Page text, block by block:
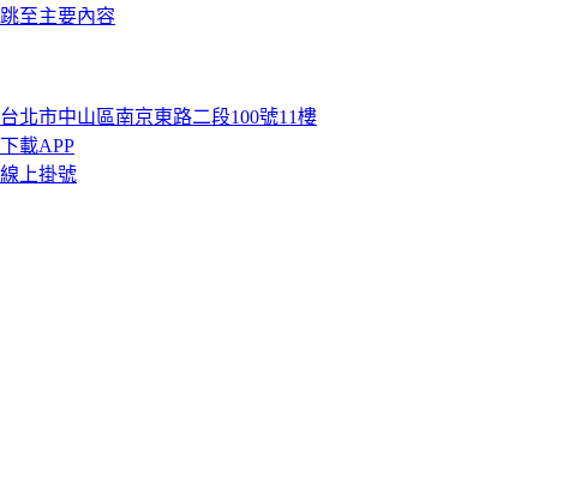
跳至主要內容
台北市中山區南京東路二段100號11樓
下載APP
線上掛號